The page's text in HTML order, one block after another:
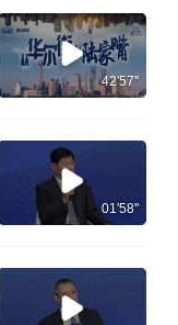
42'57''
01'58''